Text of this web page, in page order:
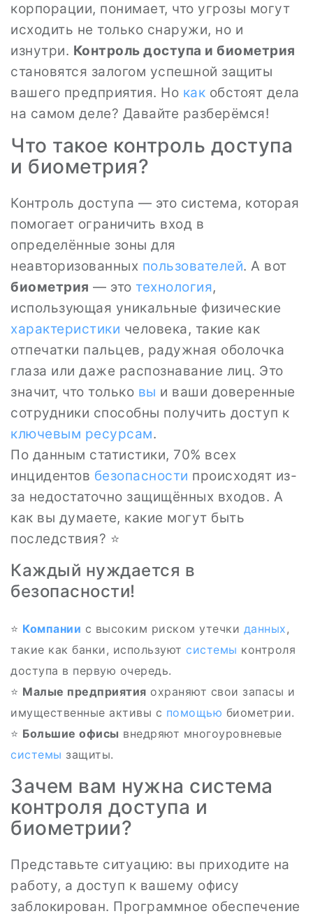
корпорации, понимает, что угрозы могут
исходить не только снаружи, но и
изнутри. Контроль доступа и биометрия
становятся залогом успешной защиты
вашего предприятия. Но как обстоят дела
на самом деле? Давайте разберёмся!
Что такое контроль доступа
и биометрия?
Контроль доступа — это система, которая
помогает ограничить вход в
определённые зоны для
неавторизованных пользователей. А вот
биометрия — это технология,
использующая уникальные физические
характеристики человека, такие как
отпечатки пальцев, радужная оболочка
глаза или даже распознавание лиц. Это
значит, что только вы и ваши доверенные
сотрудники способны получить доступ к
ключевым ресурсам.
По данным статистики, 70% всех
инцидентов безопасности происходят из-
за недостаточно защищённых входов. А
как вы думаете, какие могут быть
последствия? ⭐
Каждый нуждается в
безопасности!
⭐ Компании с высоким риском утечки данных,
такие как банки, используют системы контроля
доступа в первую очередь.
⭐ Малые предприятия охраняют свои запасы и
имущественные активы с помощью биометрии.
⭐ Большие офисы внедряют многоуровневые
системы защиты.
Зачем вам нужна система
контроля доступа и
биометрии?
Представьте ситуацию: вы приходите на
работу, а доступ к вашему офису
заблокирован. Программное обеспечение